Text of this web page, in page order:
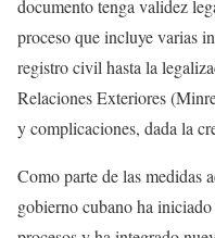
documento tenga validez
proceso que incluye varias
registro civil hasta la
Relaciones Exteriores
y complicaciones, dada la
Como parte de las medidas
gobierno cubano ha